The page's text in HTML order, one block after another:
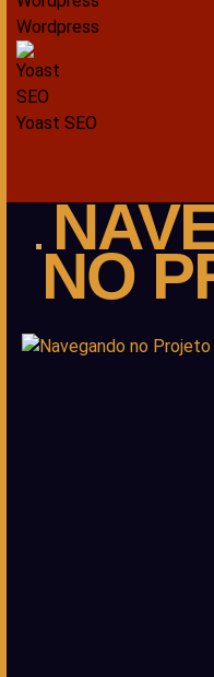
Wordpress
Yoast SEO
NO